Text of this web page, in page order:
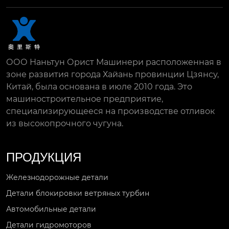
ООО Наньтун Орист Машинери расположенная в
зоне развития города Хайань провинции Цзянсу,
Китай, была основана в июле 2010 года. Это
машиностроительное предприятие,
специализирующееся на производстве отливок
из высокопрочного чугуна.
ПРОДУКЦИЯ
Железнодорожные детали
Детали блокировки ветряных турбин
Автомобильные детали
Детали гидромоторов